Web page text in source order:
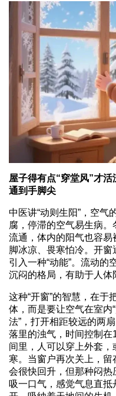
屋子得有点“穿堂风”才
通到手脚尖
中医讲“动则生阳”，空气
腐，停滞的空气易生病
流通，体内的阳气也容
脚冰凉、畏寒怕冷。开
引入一种“动能”。流动的
沉闷的格局，有助于人体
这种“开窗”的智慧，在于
体，而是要让空气在室内
法”，打开相距较远的两
落里的浊气，时间控制
间里，人可以穿上外套
寒。当窗户再次关上，
会很快回升，但那种闷
吸一口气，感觉气息直